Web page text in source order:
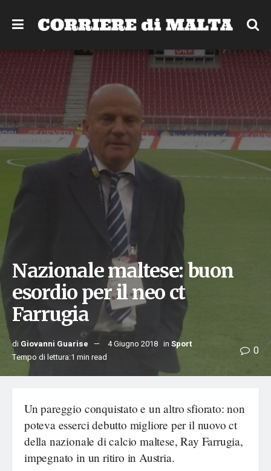
Nazionale maltese: buon
esordio per il neo ct
Farrugia
di Giovanni Guarise 4 Giugno 2018 in Sport
Tempo di lettura:1 min read
0
Un pareggio conquistato e un altro sfiorato: non
poteva esserci debutto migliore per il nuovo ct
della nazionale di calcio maltese, Ray Farrugia,
impegnato in un ritiro in Austria.